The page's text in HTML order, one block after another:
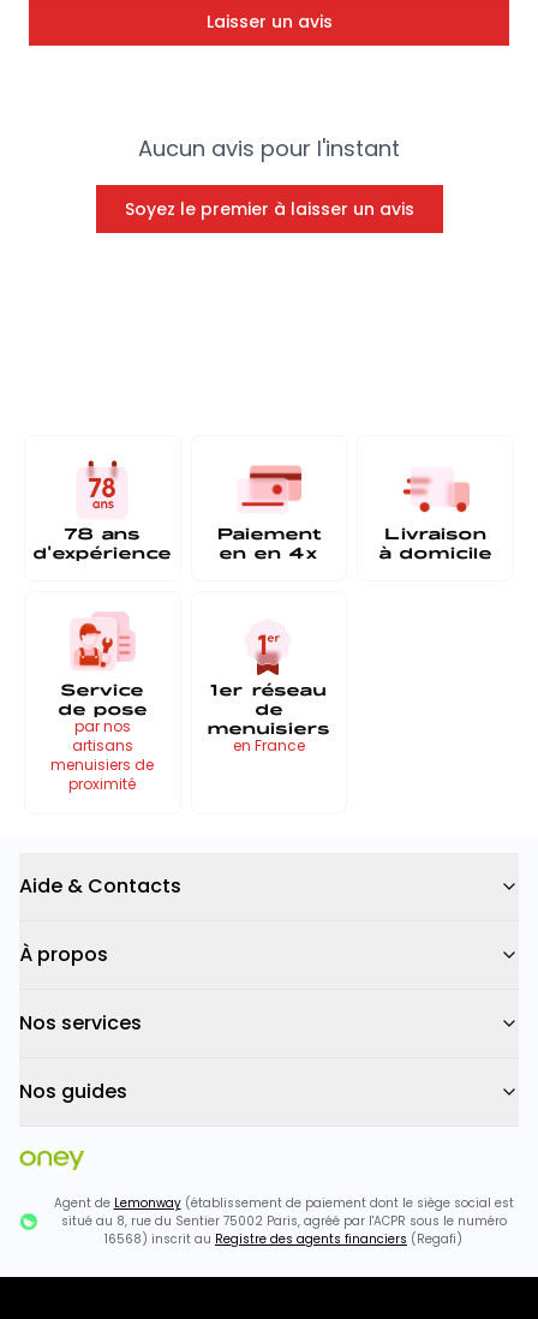
Aucun avis pour l'instant
Soyez le premier à laisser un avis
Laisser un avis
78 ans
d'expérience
Paiement
en en 4x
Livraison
à domicile
Service
de pose
par nos
artisans
menuisiers de
proximité
1er réseau
de
menuisiers
en France
Aide & Contacts
À propos
Nos services
Nos guides
Agent de Lemonway(établissement de paiement dont le siège social est
situé au 8, rue du Sentier 75002 Paris, agréé par l'ACPR sous le numéro
16568) inscrit au Registre des agents financiers (Regafi)